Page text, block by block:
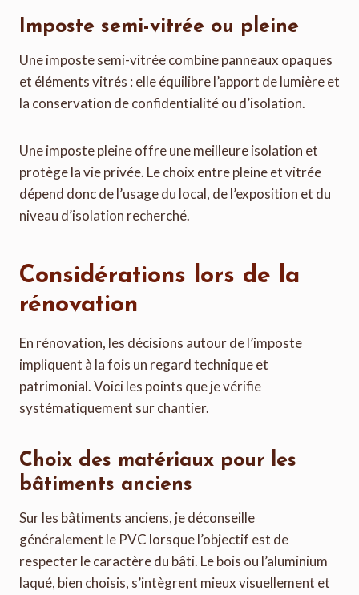
Imposte semi-vitrée ou pleine
Une imposte semi-vitrée combine panneaux opaques
et éléments vitrés : elle équilibre l’apport de lumière et
la conservation de confidentialité ou d’isolation.
Une imposte pleine offre une meilleure isolation et
protège la vie privée. Le choix entre pleine et vitrée
dépend donc de l’usage du local, de l’exposition et du
niveau d’isolation recherché.
Considérations lors de la
rénovation
En rénovation, les décisions autour de l’imposte
impliquent à la fois un regard technique et
patrimonial. Voici les points que je vérifie
systématiquement sur chantier.
Choix des matériaux pour les
bâtiments anciens
Sur les bâtiments anciens, je déconseille
généralement le PVC lorsque l’objectif est de
respecter le caractère du bâti. Le bois ou l’aluminium
laqué, bien choisis, s’intègrent mieux visuellement et